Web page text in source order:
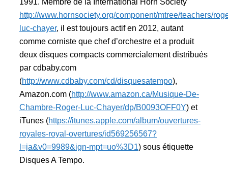
1991. Membre de la International Horn Society
http://www.hornsociety.org/component/mtree/teachers/
luc-chayer, il est toujours actif en 2012, autant
comme corniste que chef d’orchestre et a produit
deux disques compacts commercialement distribués
par cdbaby.com
(http://www.cdbaby.com/cd/disquesatempo),
Amazon.com (http://www.amazon.ca/Musique-De-
Chambre-Roger-Luc-Chayer/dp/B0093OFF0Y) et
iTunes (https://itunes.apple.com/album/ouvertures-
royales-royal-overtures/id569256567?
l=ja&v0=9989&ign-mpt=uo%3D1) sous étiquette
Disques A Tempo.